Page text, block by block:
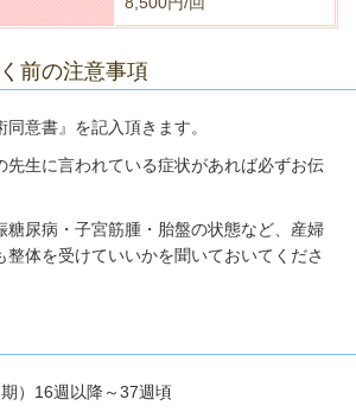
前の注意事項
意書』を記入頂きます。
先生に言われている症状があれば必ずお伝
尿病・子宮筋腫・胎盤の状態など、 産婦
整体を受けていいかを聞いておいてくださ
）16週以降～37週頃